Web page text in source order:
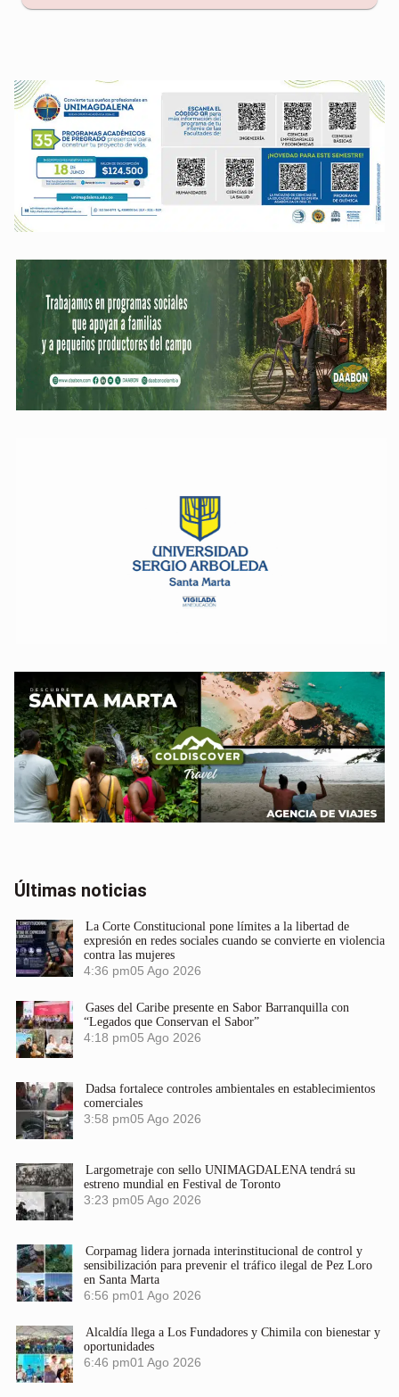
Últimas noticias
La Corte Constitucional pone límites a la libertad de
expresión en redes sociales cuando se convierte en violencia
contra las mujeres
4:36 pm05 Ago 2026
Gases del Caribe presente en Sabor Barranquilla con
“Legados que Conservan el Sabor”
4:18 pm05 Ago 2026
Dadsa fortalece controles ambientales en establecimientos
comerciales
3:58 pm05 Ago 2026
Largometraje con sello UNIMAGDALENA tendrá su
estreno mundial en Festival de Toronto
3:23 pm05 Ago 2026
Corpamag lidera jornada interinstitucional de control y
sensibilización para prevenir el tráfico ilegal de Pez Loro
en Santa Marta
6:56 pm01 Ago 2026
Alcaldía llega a Los Fundadores y Chimila con bienestar y
oportunidades
6:46 pm01 Ago 2026